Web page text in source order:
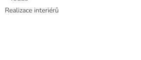
Realizace interiérů